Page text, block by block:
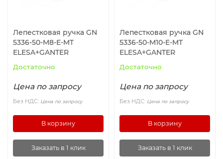
Лепестковая ручка GN
5336-50-M8-E-MT
ELESA+GANTER
Достаточно
Цена по запросу
Без НДС: Цена по запросу
В корзину
Заказать в 1 клик
Лепестковая ручка GN
5336-50-M10-E-MT
ELESA+GANTER
Достаточно
Цена по запросу
Без НДС: Цена по запросу
В корзину
Заказать в 1 клик